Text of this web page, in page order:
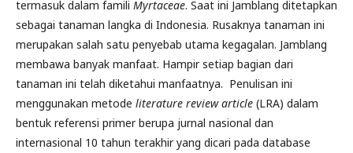
termasuk dalam famili Myrtaceae. Saat ini Jamblang ditetapkan
sebagai tanaman langka di Indonesia. Rusaknya tanaman ini
merupakan salah satu penyebab utama kegagalan. Jamblang
membawa banyak manfaat. Hampir setiap bagian dari
tanaman ini telah diketahui manfaatnya. Penulisan ini
menggunakan metode literature review article (LRA) dalam
bentuk referensi primer berupa jurnal nasional dan
internasional 10 tahun terakhir yang dicari pada database